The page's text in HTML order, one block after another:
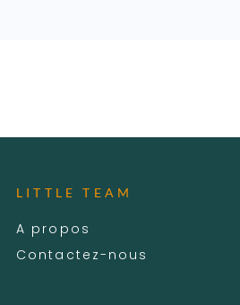
LITTLE TEAM
A propos
Contactez-nous